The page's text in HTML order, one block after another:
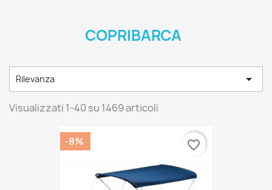
COPRIBARCA
Rilevanza 
Visualizzati 1-40 su 1469 articoli
-8% favorite_border